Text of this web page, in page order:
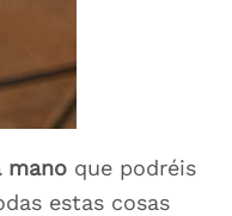
mano que podréis
estas cosas